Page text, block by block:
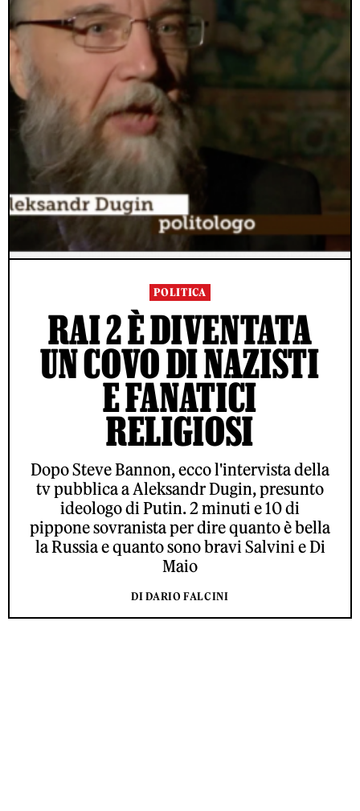
POLITICA
RAI 2 È DIVENTATA
UN COVO DI NAZISTI
E FANATICI
RELIGIOSI
Dopo Steve Bannon, ecco l'intervista della
tv pubblica a Aleksandr Dugin, presunto
ideologo di Putin. 2 minuti e 10 di
pippone sovranista per dire quanto è bella
la Russia e quanto sono bravi Salvini e Di
Maio
DI DARIO FALCINI